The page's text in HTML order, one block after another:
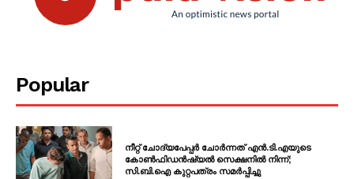
Popular
നീറ്റ് ചോദ്യപേപ്പർ ചോർന്നത് എൻ.ടി.എയുടെ
കോൺഫിഡൻഷ്യൽ സെക്ഷനിൽ നിന്ന്;
സി.ബി.ഐ കുറ്റപത്രം സമർപ്പിച്ചു